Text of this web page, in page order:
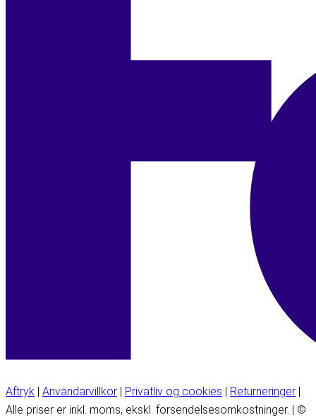
Aftryk | Användarvillkor | Privatliv og cookies | Returneringer |
Alle priser er inkl. moms, ekskl. forsendelsesomkostninger. | ©